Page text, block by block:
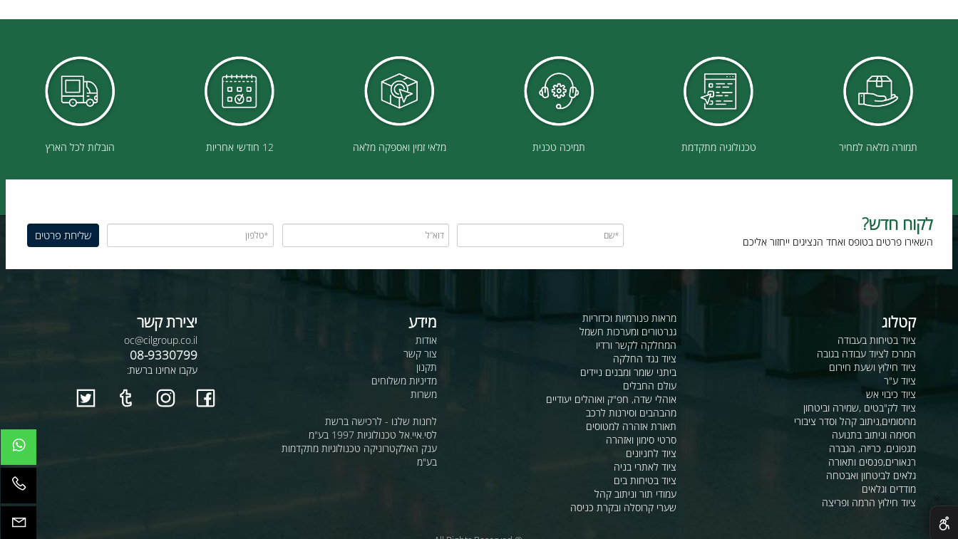
אחרונים שנצפו
תמורה מלאה למחיר טכנולוגיה מתקדמת תמיכה טכנית מלאי זמין ואספקה מלאה 12 חודשי אחריות הובלות לכל הארץ
חדש?
פרטים בטופס ואחד הנציגים ייחזור אליכם
ציוד בטיחות בעבודה
המרכז לציוד עבודה בגובה
ציוד חילוץ ושעת חירום
ציוד כיבוי אש
ציוד לק"בטים ,שמירה וביטחון
מחסומים,ניתוב קהל וסדר ציבורי
חסימה וניתוב בתנועה
מגפונים, כריזה, הגברה
רנאורים,פנסים ותאורה
גלאים לביטחון ואבטחה
מראות פנורמיות וכדוריות
גנרטורים ומערכות חשמל
המחלקה לקשר ורדיו
ציוד נגד החלקה
ביתני שומר ומבנים ניידים
עולם החבלים
אוהלי שדה, חפ"ק ואוהלים יעודיים
מהבהבים וסירנות לרכב
תאורת אזהרה למטוסים
סרטי סימון ואזהרה
ציוד לחניונים
ציוד לאתרי בניה
מידע
אודות
צור קשר
מדיניות משלוחים
משרות
לחנות שלנו - לרכישה ברשת
יצירת קשר
08-9330799